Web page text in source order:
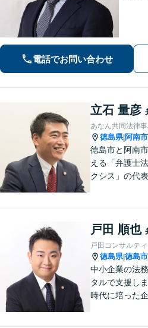
状況か
電話でお問い合わせ
立石 量彦
あなん共同法律
徳島県|阿南市
徳島市と阿南
える「弁護士
クシス」の代
中心的取扱分
件。徳島県出
学部卒。
戸田 順也
戸田コンサルテ
徳島県|徳島市
中小企業の法
タルで支援し
時代に培った